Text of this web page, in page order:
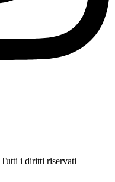
i diritti riservati